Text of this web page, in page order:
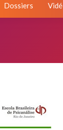
Dossiers